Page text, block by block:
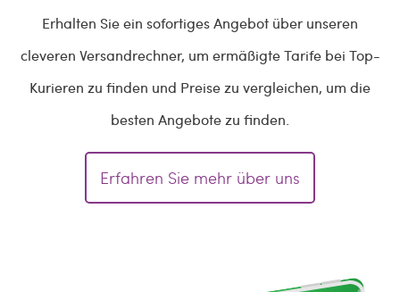
Erhalten Sie ein sofortiges Angebot über unseren
cleveren Versandrechner, um ermäßigte Tarife bei Top-
Kurieren zu finden und Preise zu vergleichen, um die
besten Angebote zu finden.
Erfahren Sie mehr über uns